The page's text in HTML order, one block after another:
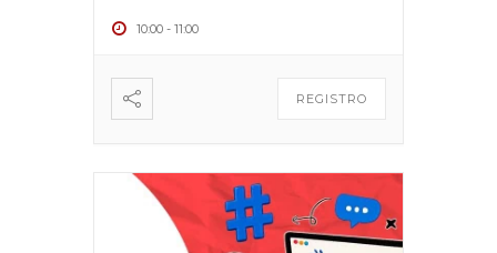
10:00 - 11:00
REGISTRO